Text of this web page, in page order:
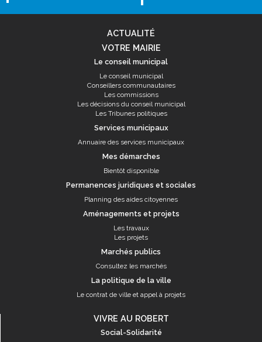
ACTUALITÉ
VOTRE MAIRIE
Le conseil municipal
Le conseil municipal
Conseillers communautaires
Les commissions
Les décisions du conseil municipal
Les Tribunes politiques
Services municipaux
Annuaire des services municipaux
Mes démarches
Bientôt disponible
Permanences juridiques et sociales
Planning des aides citoyennes
Aménagements et projets
Les travaux
Les projets
Marchés publics
Consultez les marchés
La politique de la ville
Le contrat de ville et appel à projets
VIVRE AU ROBERT
Social-Solidarité